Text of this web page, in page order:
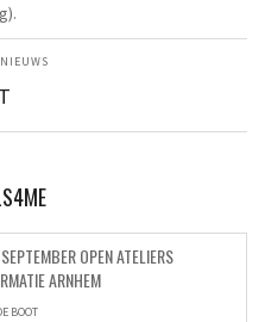
NIEUWS
SHARE ON PINTEREST
OPEN ATELIERS
ARNHEM
BOOT